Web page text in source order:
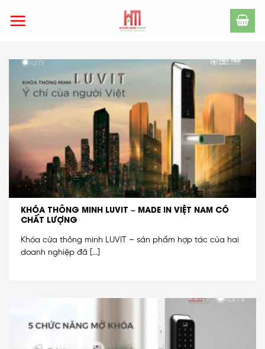
KHÓA THÔNG MINH LUVIT – MADE IN VIỆT NAM CÓ
CHẤT LƯỢNG
Khóa cửa thông minh LUVIT – sản phẩm hợp tác của hai
doanh nghiệp đã [...]